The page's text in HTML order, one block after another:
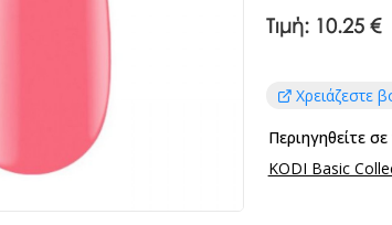
Τιμή: 10.25 €
Χρειάζεστε
Περιηγηθείτε
KODI Basic